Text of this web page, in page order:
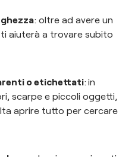
: oltre ad avere un
aiuterà a trovare subito
o etichettati: in
scarpe e piccoli oggetti,
aprire tutto per cercare